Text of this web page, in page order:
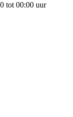
tot 00:00 uur